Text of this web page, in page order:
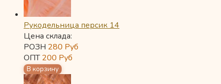
Рукодельница персик 14
Цена склада:
РОЗН 280 Руб
ОПТ200 Руб